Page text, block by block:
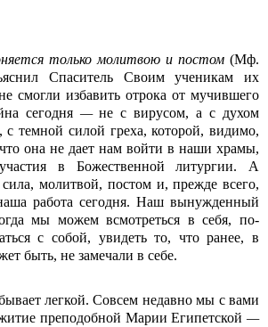
только молитвою и постом (Мф.
Спаситель Своим ученикам их
смогли избавить отрока от мучившего
сегодня —не с вирусом, а с духом
с темной силой греха, которой, видимо,
что она не дает нам войти в наши храмы,
в Божественной литургии. А
сила, молитвой, постом и, прежде всего,
работа сегодня. Наш вынужденный
мы можем всмотреться в себя, по-
с собой, увидеть то, что ранее, в
быть, не замечали в себе.
легкой. Совсем недавно мы с вами
преподобной Марии Египетской —